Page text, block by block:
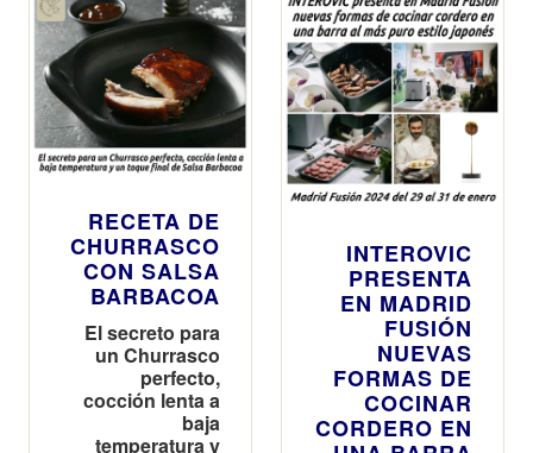
RECETA DE
CHURRASCO
CON SALSA
BARBACOA
El secreto para
un Churrasco
perfecto,
cocción lenta a
baja
temperatura y
INTEROVIC
PRESENTA
EN MADRID
FUSIÓN
NUEVAS
FORMAS DE
COCINAR
CORDERO EN